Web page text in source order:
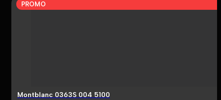
PROMO
Montblanc 0363S 004 5100